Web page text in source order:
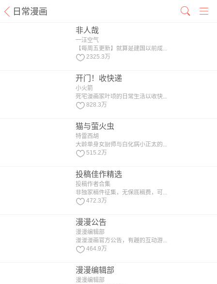
日常漫画
非人哉
一汪空气
【每周五更新】就算是建国以前成...
2325.3万
开门！收快递
小火箭
死宅漫画家叶顷的日常生活以收快...
828.3万
猫与萤火虫
特雷西胡
大龄单身女厨师与白化病小正太的...
515.2万
投稿佳作精选
投稿作者合集
非独家稿件征集，无保底稿费，可...
472.3万
漫漫公告
漫漫编辑部
漫漫漫画官方公告，有趣的互动游...
464.9万
漫漫编辑部
漫漫编辑部